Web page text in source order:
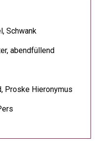
Schwank
abendfüllend
Proske Hieronymus